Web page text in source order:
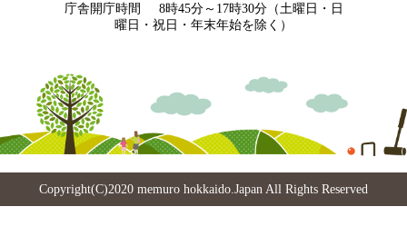
庁舎開庁時間
8時45分～17時30分（土曜日・日
曜日・祝日・年末年始を除く）
Copyright(C)2020 memuro hokkaido.Japan All Rights Reserved